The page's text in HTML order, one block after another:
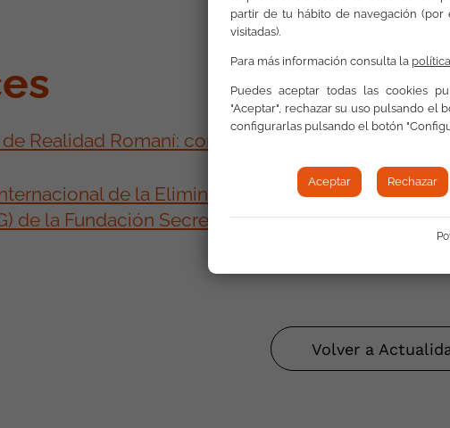
Realidad Romaní: conmemoración 25N”
de la Eliminación de la Violencia
de la Fundación Secretariado Gitano
Volver a
partir de tu hábito de navegación (por
visitadas).
Para más información consulta la
Puedes aceptar todas las cookies
"Aceptar", rechazar su uso pulsando el
configurarlas pulsando el botón
Aceptar Rechazar